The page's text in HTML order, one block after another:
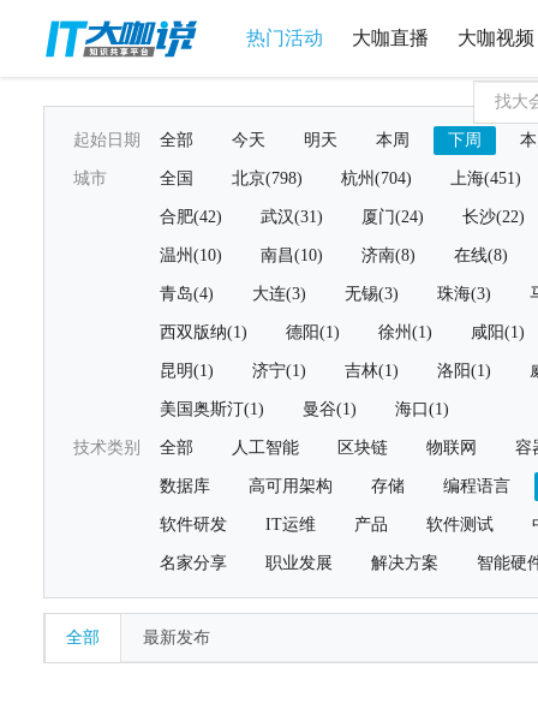
热门活动 大咖直播 大咖视频
起始日期 全部 今天 明天 本周 下周
城市 全国 北京(798) 杭州(704) 上海(451)
合肥(42) 武汉(31) 厦门(24) 长沙(22)
温州(10) 南昌(10) 济南(8) 在线(8)
青岛(4) 大连(3) 无锡(3) 珠海(3)
西双版纳(1) 德阳(1) 徐州(1) 咸阳(1)
昆明(1) 济宁(1) 吉林(1) 洛阳(1)
美国奥斯汀(1) 曼谷(1) 海口(1)
技术类别 全部 人工智能 区块链 物联网 容
数据库 高可用架构 存储 编程语言
软件研发 IT运维 产品 软件测试
名家分享 职业发展 解决方案 智能硬
全部 最新发布